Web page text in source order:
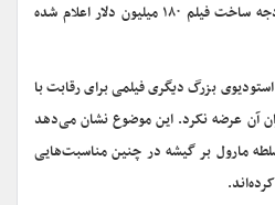
برآورد شده است در حالی که بودجه ساخت فیلم ۱۸۰ میلیون دلار اعلام شده
بزرگ دیگری فیلمی برای رقابت با
آن عرضه نکرد. این موضوع نشان می‌دهد
مارول بر گیشه در چنین مناسبت‌هایی